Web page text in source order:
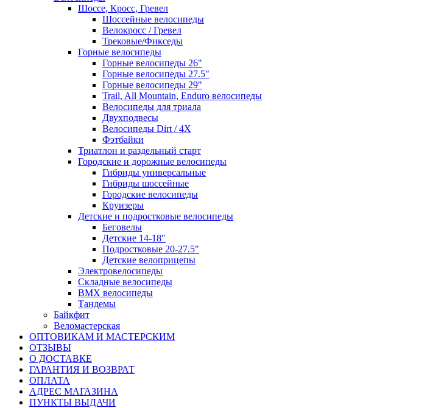
Шоссе, Кросс, Гревел
Шоссейные велосипеды
Велокросс / Гревел
Трековые/Фикседы
Горные велосипеды
Горные велосипеды 26"
Горные велосипеды 27.5"
Горные велосипеды 29"
Trail, All Mountain, Enduro велосипеды
Велосипеды для триала
Двухподвесы
Велосипеды Dirt / 4X
Фэтбайки
Триатлон и раздельный старт
Городские и дорожные велосипеды
Гибриды универсальные
Гибриды шоссейные
Городские велосипеды
Круизеры
Детские и подростковые велосипеды
Беговелы
Детские 14-18"
Подростковые 20-27.5"
Детские велоприцепы
Электровелосипеды
Складные велосипеды
BMX велосипеды
Тандемы
Байкфит
Веломастерская
ОПТОВИКАМ И МАСТЕРСКИМ
ОТЗЫВЫ
О ДОСТАВКЕ
ГАРАНТИЯ И ВОЗВРАТ
ОПЛАТА
АДРЕС МАГАЗИНА
ПУНКТЫ ВЫДАЧИ